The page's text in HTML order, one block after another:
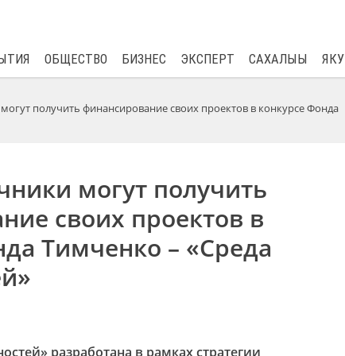
ОБЩЕСТВО БИЗНЕС ЭКСПЕРТ САХАЛЫЫ
получить финансирование своих проектов в конкурсе Фонда
могут получить
своих проектов в
Тимченко – «Среда
разработана в рамках стратегии